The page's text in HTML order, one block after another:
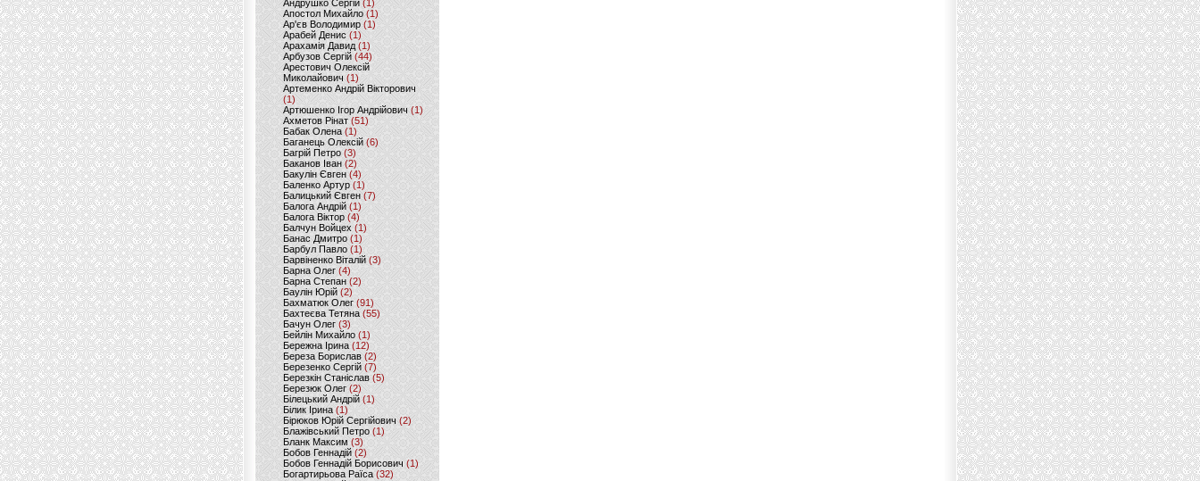
Андрушко Сергій(1)
Апостол Михайло(1)
Ар'єв Володимир (1)
Арабей Денис(1)
Арахамія Давид (1)
Арбузов Сергій (44)
Арестович Олексій
Миколайович(1)
Артеменко Андрій Вікторович
(1)
Артюшенко Ігор Андрійович(1)
Ахметов Рінат(51)
Бабак Олена(1)
Баганець Олексій(6)
Багрій Петро (3)
Баканов Іван(2)
Бакулін Євген (4)
Баленко Артур(1)
Балицький Євген(7)
Балога Андрій (1)
Балога Віктор (4)
Балчун Войцех (1)
Банас Дмитро (1)
Барбул Павло(1)
Барвіненко Віталій(3)
Барна Олег (4)
Барна Степан (2)
Баулін Юрій (2)
Бахматюк Олег (91)
Бахтеєва Тетяна(55)
Бачун Олег (3)
Бейлін Михайло (1)
Бережна Ірина(12)
Береза Борислав(2)
Березенко Сергій (7)
Березкін Станіслав (5)
Березюк Олег(2)
Білецький Андрій (1)
Білик Ірина (1)
Бірюков Юрій Сергійович (2)
Блажівський Петро (1)
Бланк Максим(3)
Бобов Геннадій (2)
Бобов Геннадій Борисович (1)
Богартирьова Раїса (32)